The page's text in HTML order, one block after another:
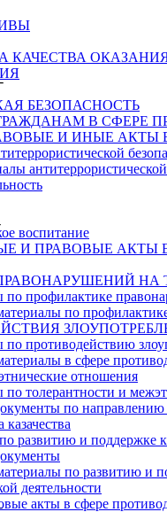
КАЧЕСТВА
БЕЗОПАСНОСТЬ
В СФЕРЕ
И ИНЫЕ АКТЫ
воспитание
И ПРАВОВЫЕ АКТЫ
НА
профилактике
по
противодействию
в сфере
отношения
толерантности и
по направлению
развитию и поддержке
по развитию и
деятельности
акты в сфере